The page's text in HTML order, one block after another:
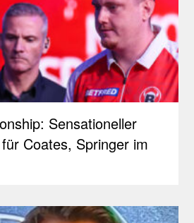
Sensationeller
Coates, Springer im